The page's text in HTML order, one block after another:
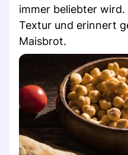
immer beliebter
Textur und erinnert
Maisbrot.